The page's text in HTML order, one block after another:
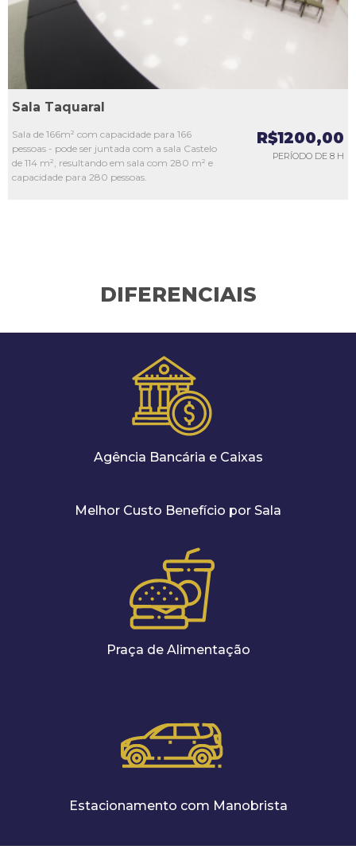
Sala Taquaral
Sala de 166m² com capacidade para 166
pessoas - pode ser juntada com a sala Castelo
de 114 m², resultando em sala com 280 m² e
capacidade para 280 pessoas.
R$1200,00
PERÍODO DE 8 H
DIFERENCIAIS
Agência Bancária e Caixas
Melhor Custo Benefício por Sala
Praça de Alimentação
Estacionamento com Manobrista